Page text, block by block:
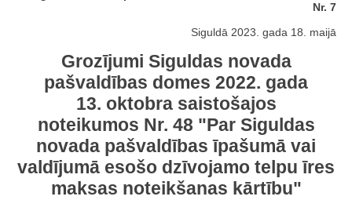
Nr. 7
Siguldā 2023. gada 18. maijā
Grozījumi Siguldas novada
pašvaldības domes 2022. gada
13. oktobra saistošajos
noteikumos Nr. 48 "Par Siguldas
novada pašvaldības īpašumā vai
valdījumā esošo dzīvojamo telpu īres
maksas noteikšanas kārtību"